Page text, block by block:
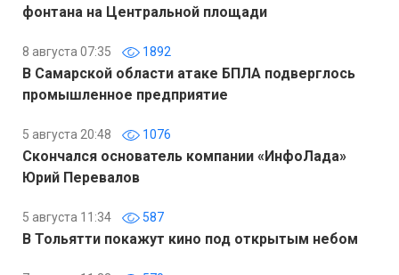
фонтана на Центральной площади
8 августа 07:35 1892
В Самарской области атаке БПЛА подверглось
промышленное предприятие
5 августа 20:48 1076
Скончался основатель компании «ИнфоЛада»
Юрий Перевалов
5 августа 11:34 587
В Тольятти покажут кино под открытым небом